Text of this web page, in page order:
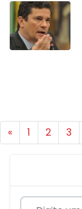
« 1 2 3